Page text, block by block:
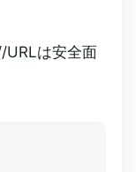
URLは安全面